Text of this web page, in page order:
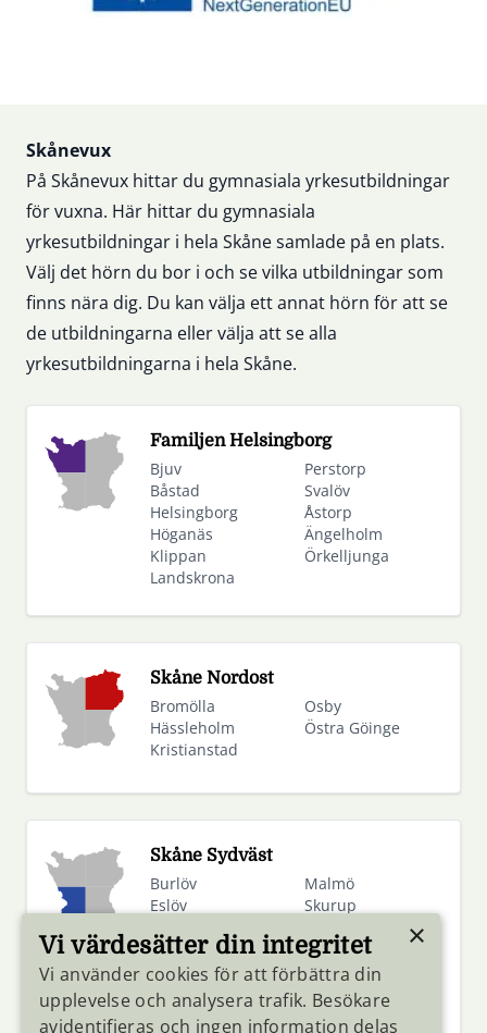
Sidfot
Skånevux
På Skånevux hittar du gymnasiala yrkesutbildningar
för vuxna. Här hittar du gymnasiala
yrkesutbildningar i hela Skåne samlade på en plats.
Välj det hörn du bor i och se vilka utbildningar som
finns nära dig. Du kan välja ett annat hörn för att se
de utbildningarna eller välja att se alla
yrkesutbildningarna i hela Skåne.
Familjen Helsingborg
Bjuv
Båstad
Helsingborg
Höganäs
Klippan
Landskrona
Perstorp
Svalöv
Åstorp
Ängelholm
Örkelljunga
Skåne Nordost
Bromölla
Hässleholm
Kristianstad
Osby
Östra Göinge
Skåne Sydväst
Burlöv
Eslöv
Höör
Kävlinge
Lomma
Lund
Malmö
Skurup
Svedala
Trelleborg
Vellinge
×
Vi värdesätter din integritet
Vi använder cookies för att förbättra din
upplevelse och analysera trafik. Besökare
avidentifieras och ingen information delas